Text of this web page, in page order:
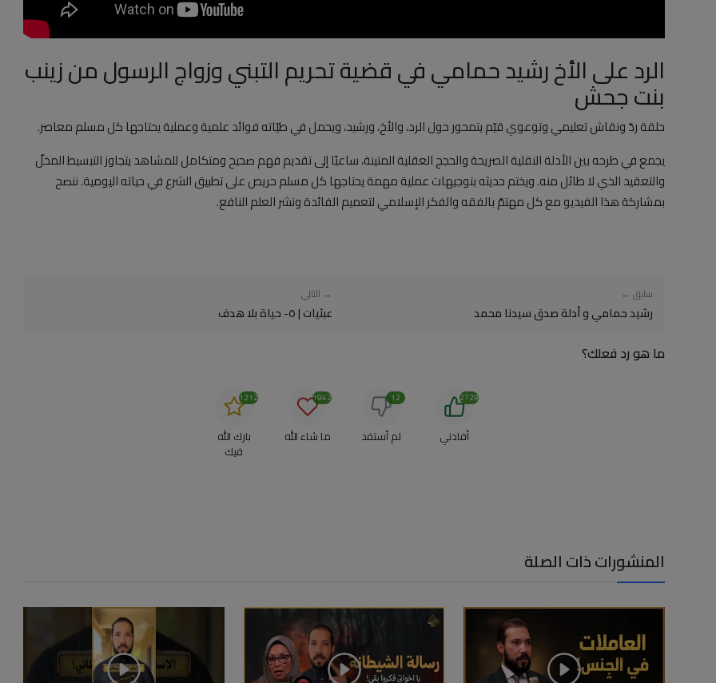
الرد على الأخ رشيد حمامي في قضية تحريم التبني وزواج الرسول من زينب
بنت جحش
حلقة ردّ ونقاش تعليمي وتوعوي قيّم يتمحور حول الرد، والأخ، ورشيد، ويحمل في طيّاته فوائد علمية وعملية يحتاجها كل مسلم معاصر.
يجمع في طرحه بين الأدلة النقلية الصريحة والحجج العقلية المتينة، ساعيًا إلى تقديم فهم صحيح ومتكامل للمشاهد يتجاوز التبسيط المخلّ
والتعقيد الذي لا طائل منه. ويختم حديثه بتوجيهات عملية مهمة يحتاجها كل مسلم حريص على تطبيق الشرع في حياته اليومية. ننصح
بمشاركة هذا الفيديو مع كل مهتمّ بالفقه والفكر الإسلامي لتعميم الفائدة ونشر العلم النافع.
سابق ←
رشيد حمامي و أدلة صدق سيدنا محمد
→ التالي
عبثيات | ٥- حياة بلا هدف
ما هو رد فعلك؟
أفادني
2729
لم أستفد
12
ما شاء الله
1942
بارك الله
فيك
1212
المنشورات ذات الصلة